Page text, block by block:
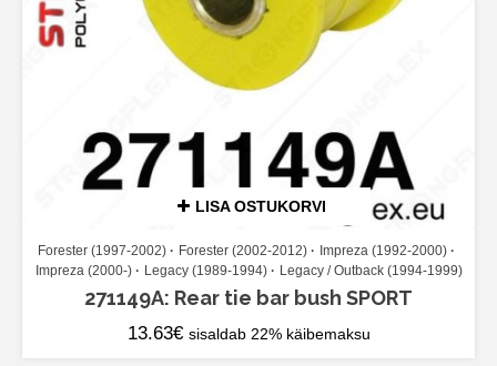
LISA OSTUKORVI
Forester (1997-2002) Forester (2002-2012)
Impreza (1992-2000)
Impreza (2000-)
Legacy (1989-1994) Legacy / Outback (1994-1999)
271149A: Rear tie bar bush SPORT
13.63€ sisaldab 22% käibemaksu